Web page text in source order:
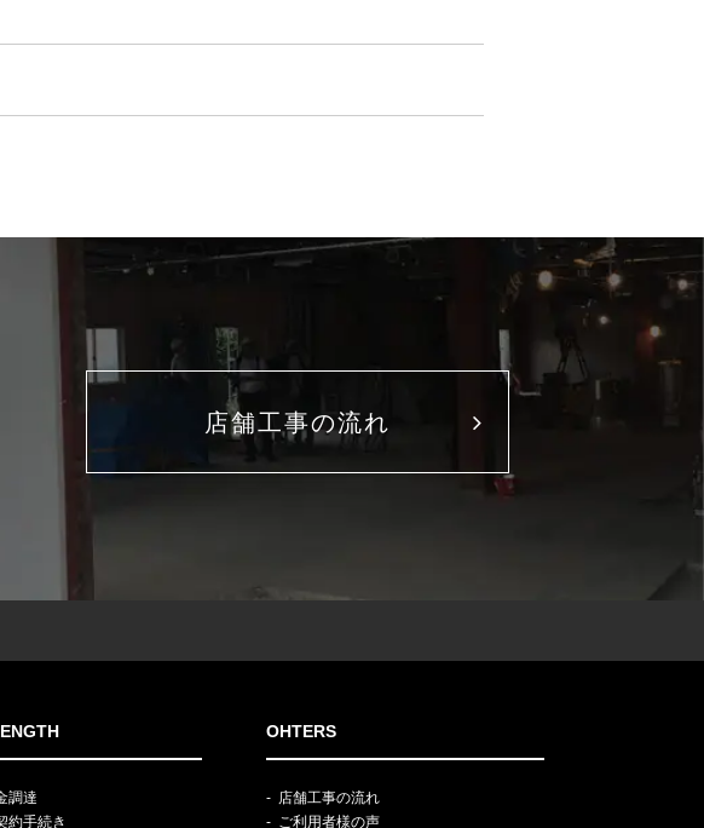
店舗工事の流れ
調達
約手続き
OHTERS
店舗工事の流れ
ご利用者様の声